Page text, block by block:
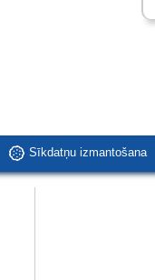
Sīkdatņu izmantošana